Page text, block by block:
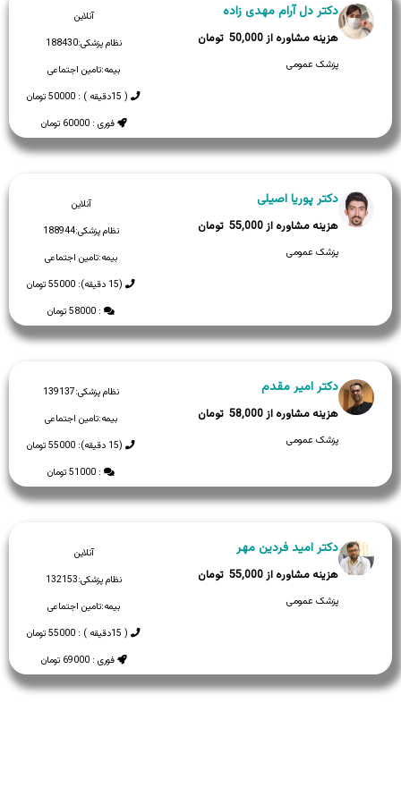
آنلاین
نظام پزشکی:188430
بیمه:تامین اجتماعی
( 15دقیقه ) : 50000 تومان
فوری : 60000 تومان
دکتر دل آرام مهدی زاده
50,000
پزشک عمومی
آنلاین
نظام پزشکی:188944
بیمه:تامین اجتماعی
(15 دقیقه): 55000 تومان
: 58000 تومان
دکتر پوریا اصیلی
55,000
پزشک عمومی
نظام پزشکی:139137
بیمه:تامین اجتماعی
(15 دقیقه): 55000 تومان
: 51000 تومان
دکتر امیر مقدم
58,000
پزشک عمومی
آنلاین
نظام پزشکی:132153
بیمه:تامین اجتماعی
( 15دقیقه ) : 55000 تومان
فوری : 69000 تومان
دکتر امید فردین مهر
55,000
پزشک عمومی